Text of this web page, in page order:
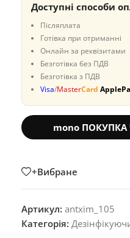
Доступні способи
Післяплата
Готівка при отриманні
Онлайн за реквізитами
Безготівка без ПДВ
Безготівка з ПДВ
Visa/MasterCard
mono
+Вибране
Артикул: antxim_105
Категорія: